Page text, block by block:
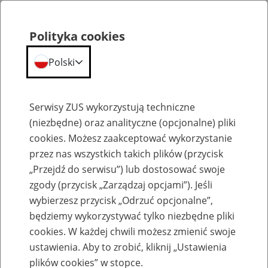
Emerytury
Baza zlikwidowanych lub
przekształconych zakładów pracy
Polityka cookies
Polski
Serwisy ZUS wykorzystują techniczne
(niezbędne) oraz analityczne (opcjonalne) pliki
cookies. Możesz zaakceptować wykorzystanie
przez nas wszystkich takich plików (przycisk
„Przejdź do serwisu”) lub dostosować swoje
zgody (przycisk „Zarządzaj opcjami”). Jeśli
wybierzesz przycisk „Odrzuć opcjonalne”,
będziemy wykorzystywać tylko niezbędne pliki
cookies. W każdej chwili możesz zmienić swoje
ustawienia. Aby to zrobić, kliknij „Ustawienia
plików cookies” w stopce.